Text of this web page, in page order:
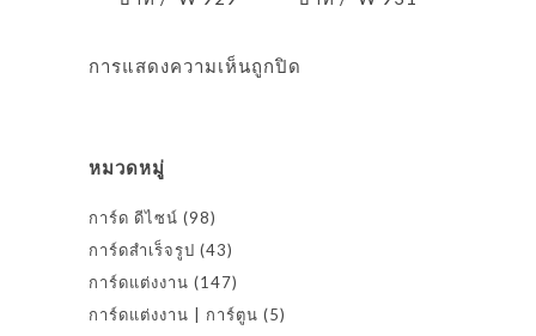
การแสดงความเห็นถูกปิด
หมวดหมู่
การ์ด ดีไซน์ (98)
การ์ดสำเร็จรูป (43)
การ์ดแต่งงาน (147)
การ์ดแต่งงาน | การ์ตูน (5)